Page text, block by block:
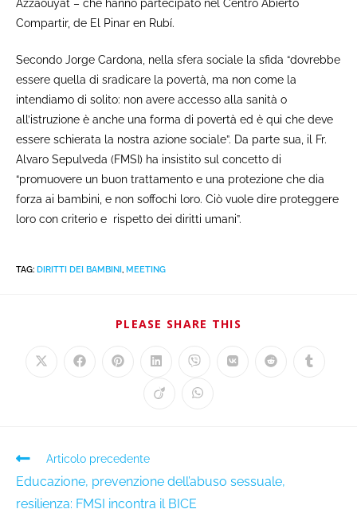
Azzaouyat – che hanno partecipato nel Centro Abierto
Compartir, de El Pinar en Rubí.
Secondo Jorge Cardona, nella sfera sociale la sfida “dovrebbe
essere quella di sradicare la povertà, ma non come la
intendiamo di solito: non avere accesso alla sanità o
all’istruzione è anche una forma di povertà ed è qui che deve
essere schierata la nostra azione sociale”. Da parte sua, il Fr.
Alvaro Sepulveda (FMSI) ha insistito sul concetto di
“promuovere un buon trattamento e una protezione che dia
forza ai bambini, e non soffochi loro. Ciò vuole dire proteggere
loro con criterio e rispetto dei diritti umani”.
TAG: DIRITTI DEI BAMBINI , MEETING
PLEASE SHARE THIS
Articolo precedente
Educazione, prevenzione dell’abuso sessuale,
resilienza: FMSI incontra il BICE